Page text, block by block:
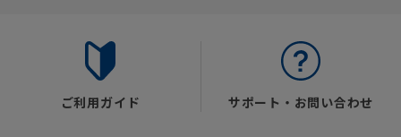
ご利用ガイド サポート・お問い合わせ